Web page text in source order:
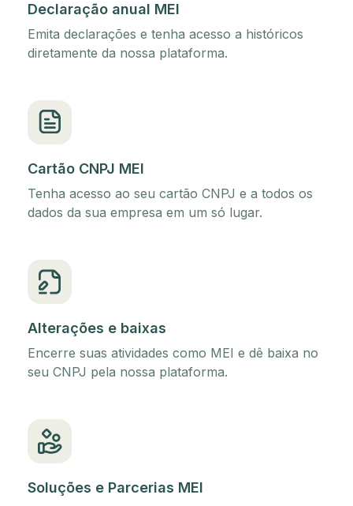
Declaração anual MEI
Emita declarações e tenha acesso a históricos
diretamente da nossa plataforma.
Cartão CNPJ MEI
Tenha acesso ao seu cartão CNPJ e a todos os
dados da sua empresa em um só lugar.
Alterações e baixas
Encerre suas atividades como MEI e dê baixa no
seu CNPJ pela nossa plataforma.
Soluções e Parcerias MEI